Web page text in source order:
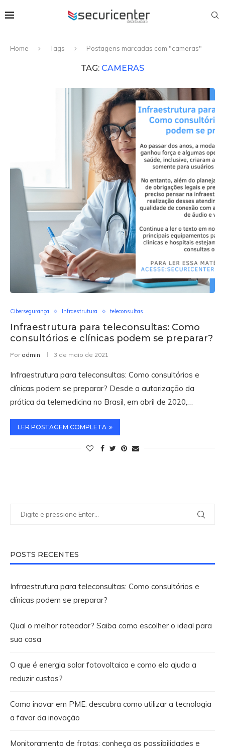
Home Tags Postagens marcadas com "cameras"
TAG: CAMERAS
Cibersegurança Infraestrutura teleconsultas
Infraestrutura para teleconsultas: Como
consultórios e clínicas podem se preparar?
Por admin 3 de maio de 2021
Infraestrutura para teleconsultas: Como consultórios e
clínicas podem se preparar? Desde a autorização da
prática da telemedicina no Brasil, em abril de 2020,…
LER POSTAGEM COMPLETA
POSTS RECENTES
Infraestrutura para teleconsultas: Como consultórios e
clínicas podem se preparar?
Qual o melhor roteador? Saiba como escolher o ideal para
sua casa
O que é energia solar fotovoltaica e como ela ajuda a
reduzir custos?
Como inovar em PME: descubra como utilizar a tecnologia
a favor da inovação
Monitoramento de frotas: conheça as possibilidades e